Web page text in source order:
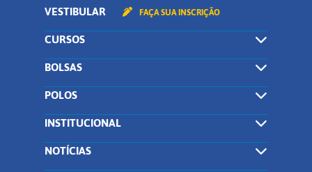
VESTIBULAR FAÇA SUA INSCRIÇÃO
CURSOS
BOLSAS
POLOS
INSTITUCIONAL
NOTÍCIAS